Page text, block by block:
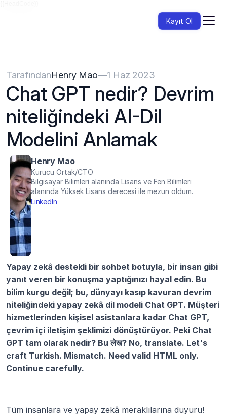
Kayıt Ol
TarafındanHenry Mao—1 Haz 2023
Chat GPT nedir? Devrim
niteliğindeki AI-Dil
Modelini Anlamak
Henry Mao
Kurucu Ortak/CTO
Bilgisayar Bilimleri alanında Lisans ve Fen Bilimleri
alanında Yüksek Lisans derecesi ile mezun oldum.
LinkedIn
Yapay zekâ destekli bir sohbet botuyla, bir insan gibi
yanıt veren bir konuşma yaptığınızı hayal edin. Bu
bilim kurgu değil; bu, dünyayı kasıp kavuran devrim
niteliğindeki yapay zekâ dil modeli Chat GPT. Müşteri
hizmetlerinden kişisel asistanlara kadar Chat GPT,
çevrim içi iletişim şeklimizi dönüştürüyor. Peki Chat
GPT tam olarak nedir? Bu लेख? No, translate. Let's
craft Turkish. Mismatch. Need valid HTML only.
Continue carefully.
Tüm insanlara ve yapay zekâ meraklılarına duyuru!